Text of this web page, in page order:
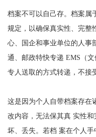
档案不可以自己存。档案属
规定，以确保真实性、完整
心、国企和事业单位的人事
通、邮政特快专递 EMS（
专人送取的方式转递，不接
这是因为个人自带档案存在
改内容，无法保其真 实性
坏、丢失。若档 案在个人